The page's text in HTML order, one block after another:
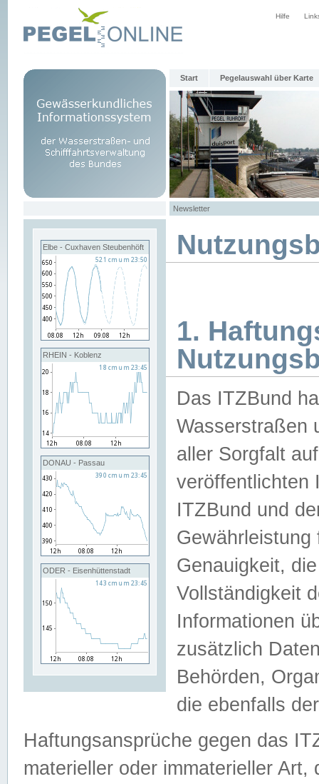
Hilfe
Start Pegelauswahl über Karte
Newsletter
Elbe - Cuxhaven Steubenhöft
RHEIN - Koblenz
DONAU - Passau
ODER - Eisenhüttenstadt
1.
Das ITZBund
Wasserstraßen
aller Sorgfalt
veröffentlichten
ITZBund und
Genauigkeit,
Vollständigkeit
Informationen
zusätzlich
Behörden,
die ebenfalls
Haftungsansprüche gegen das
materieller oder immaterieller